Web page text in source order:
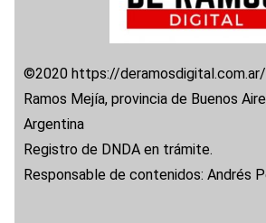
©2020 https://deramosdigital.com.ar/
Ramos Mejía, provincia de Buenos
Argentina
Registro de DNDA en trámite.
Responsable de contenidos: Andrés